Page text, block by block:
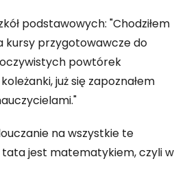
podstawowych: "Chodziłem
kursy przygotowawcze do
powtórek
już się zapoznałem
na wszystkie te
jest matematykiem, czyli w